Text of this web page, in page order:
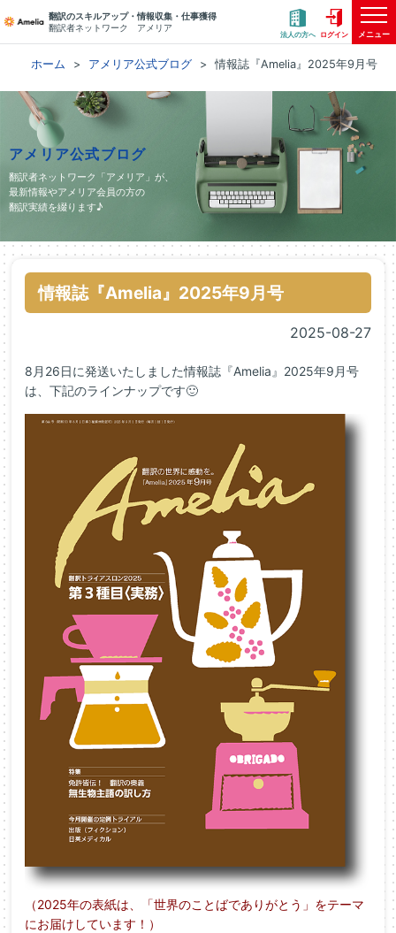
翻訳のスキルアップ・情報収集・仕事獲得
翻訳者ネットワーク アメリア
法人の方へ ログイン メニュー
ホーム アメリア公式ブログ 情報誌『Amelia』2025年9月号
アメリア公式ブログ
翻訳者ネットワーク「アメリア」が、
最新情報やアメリア会員の方の
翻訳実績を綴ります♪
情報誌『Amelia』2025年9月号
2025-08-27
8月26日に発送いたしました情報誌『Amelia』2025年9月号
は、下記のラインナップです🙂
（2025年の表紙は、「世界のことばでありがとう」をテーマ
にお届けしています！ ）